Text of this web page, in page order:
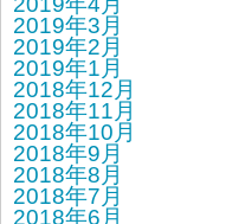
2019年3月
2019年2月
2019年1月
2018年12月
2018年11月
2018年10月
2018年9月
2018年8月
2018年7月
2018年6月